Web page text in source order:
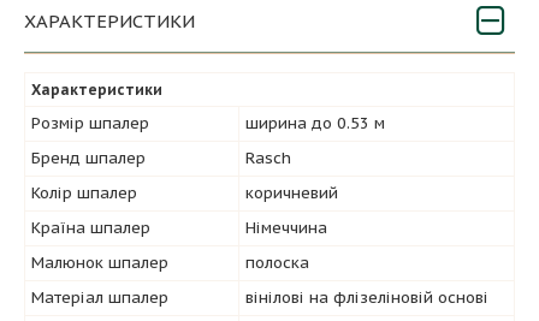
ХАРАКТЕРИСТИКИ
Характеристики
Розмір шпалер
ширина до 0.53 м
Бренд шпалер
Rasch
Колір шпалер
коричневий
Країна шпалер
Німеччина
Малюнок шпалер
полоска
Матеріал шпалер
вінілові на флізеліновій основі